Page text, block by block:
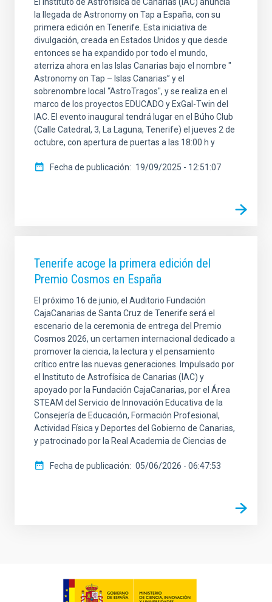
El Instituto de Astrofísica de Canarias (IAC) anuncia
la llegada de Astronomy on Tap a España, con su
primera edición en Tenerife. Esta iniciativa de
divulgación, creada en Estados Unidos y que desde
entonces se ha expandido por todo el mundo,
aterriza ahora en las Islas Canarias bajo el nombre "
Astronomy on Tap – Islas Canarias” y el
sobrenombre local “AstroTragos", y se realiza en el
marco de los proyectos EDUCADO y ExGal-Twin del
IAC. El evento inaugural tendrá lugar en el Búho Club
(Calle Catedral, 3, La Laguna, Tenerife) el jueves 2 de
octubre, con apertura de puertas a las 18:00 h y
Fecha de publicación 19/09/2025 - 12:51:07
Tenerife acoge la primera edición del
Premio Cosmos en España
El próximo 16 de junio, el Auditorio Fundación
CajaCanarias de Santa Cruz de Tenerife será el
escenario de la ceremonia de entrega del Premio
Cosmos 2026, un certamen internacional dedicado a
promover la ciencia, la lectura y el pensamiento
crítico entre las nuevas generaciones. Impulsado por
el Instituto de Astrofísica de Canarias (IAC) y
apoyado por la Fundación CajaCanarias, por el Área
STEAM del Servicio de Innovación Educativa de la
Consejería de Educación, Formación Profesional,
Actividad Física y Deportes del Gobierno de Canarias,
y patrocinado por la Real Academia de Ciencias de
Fecha de publicación 05/06/2026 - 06:47:53